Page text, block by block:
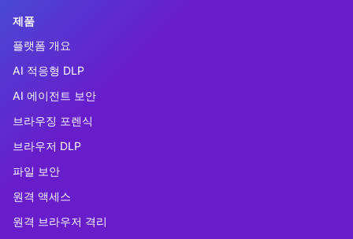
제품
플랫폼 개요
AI 적응형 DLP
AI 에이전트 보안
브라우징 포렌식
브라우저 DLP
파일 보안
원격 액세스
원격 브라우저 격리